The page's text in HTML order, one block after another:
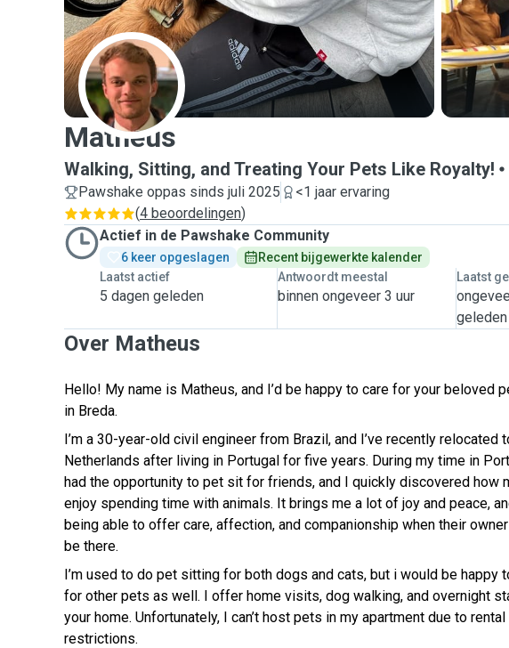
M
Matheus
Walking, Sitting, and Treating Your Pets Like Royalty!
Pawshake oppas sinds juli 2025
<1 jaar ervaring
(4 beoordelingen)
Actief in de Pawshake Community
6 keer opgeslagen
Recent bijgewerkte kalender
Laatst actief
5 dagen geleden
Antwoordt meestal
binnen ongeveer 3 uur
Laatst
geleden
Over Matheus
Hello! My name is Matheus, and I’d be happy to care for your beloved
in Breda.
I’m a 30-year-old civil engineer from Brazil, and I’ve recently relocated
Netherlands after living in Portugal for five years. During my time in
had the opportunity to pet sit for friends, and I quickly discovered how
enjoy spending time with animals. It brings me a lot of joy and peace,
being able to offer care, affection, and companionship when their
be there.
I’m used to do pet sitting for both dogs and cats, but i would be happy
for other pets as well. I offer home visits, dog walking, and overnight
your home. Unfortunately, I can’t host pets in my apartment due to rental
restrictions.